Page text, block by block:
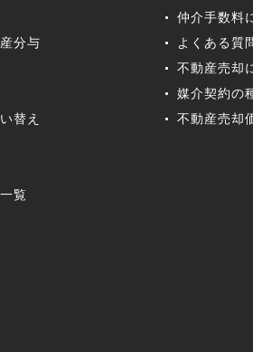
分与
替え
覧
仲介手数料
よくある質
不動産売却
媒介契約の
不動産売却